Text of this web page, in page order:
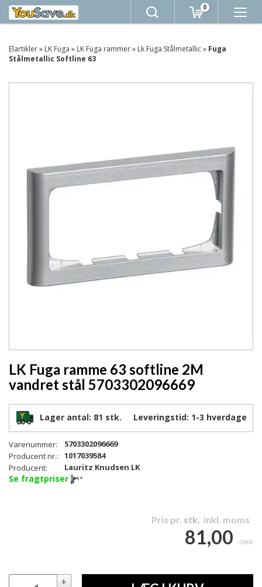
0
Elartikler» LK Fuga » LK Fuga rammer» Lk Fuga Stålmetallic» Fuga
Stålmetallic Softline 63
LK Fuga ramme 63 softline 2M
vandret stål 5703302096669
Lager antal: 81 stk. Leveringstid: 1-3 hverdage
Varenummer:
5703302096669
Producent nr.:
1017039584
Producent:
Lauritz Knudsen LK
Se fragtpriser
Pris pr. stk. inkl. moms
81,00 DKK
+